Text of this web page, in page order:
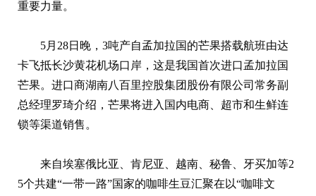
重要力量。
5月28日晚，3吨产自孟加拉国的芒果搭载航班由达
卡飞抵长沙黄花机场口岸，这是我国首次进口孟加拉国
芒果。进口商湖南八百里控股集团股份有限公司常务副
总经理罗琦介绍，芒果将进入国内电商、超市和生鲜连
锁等渠道销售。
来自埃塞俄比亚、肯尼亚、越南、秘鲁、牙买加等2
5个共建“一带一路”国家的咖啡生豆汇聚在以“咖啡文